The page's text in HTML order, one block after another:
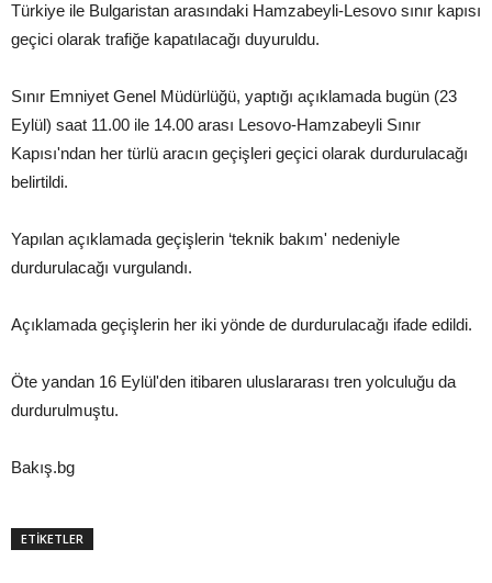
Türkiye ile Bulgaristan arasındaki Hamzabeyli-Lesovo sınır kapısı
geçici olarak trafiğe kapatılacağı duyuruldu.
Sınır Emniyet Genel Müdürlüğü, yaptığı açıklamada bugün (23
Eylül) saat 11.00 ile 14.00 arası Lesovo-Hamzabeyli Sınır
Kapısı'ndan her türlü aracın geçişleri geçici olarak durdurulacağı
belirtildi.
Yapılan açıklamada geçişlerin ‘teknik bakım' nedeniyle
durdurulacağı vurgulandı.
Açıklamada geçişlerin her iki yönde de durdurulacağı ifade edildi.
Öte yandan 16 Eylül'den itibaren uluslararası tren yolculuğu da
durdurulmuştu.
Bakış.bg
ETİKETLER